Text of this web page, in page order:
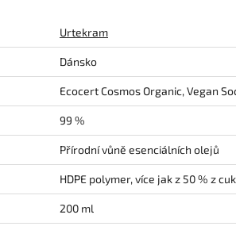
Urtekram
Dánsko
Ecocert Cosmos Organic, Vegan
99 %
Přírodní vůně esenciálních olejů
HDPE polymer, více jak z 50 % z
200 ml